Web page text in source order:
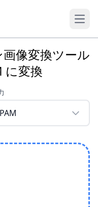
像変換ツール
に変換
PAM